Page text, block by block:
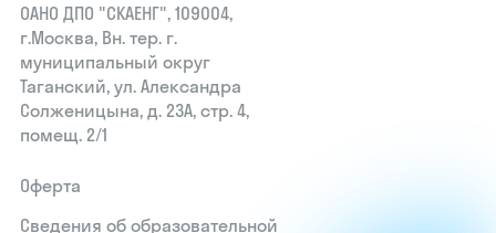
ОАНО ДПО "СКАЕНГ", 109004,
г.Москва, Вн. тер. г.
муниципальный округ
Таганский, ул. Александра
Солженицына, д. 23А, стр. 4,
помещ. 2/1
Оферта
Сведения об образовательной